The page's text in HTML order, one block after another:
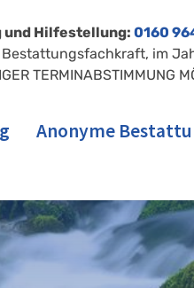
Hilfestellung: 0160
im
TERMINABSTIMMUNG
Anonyme